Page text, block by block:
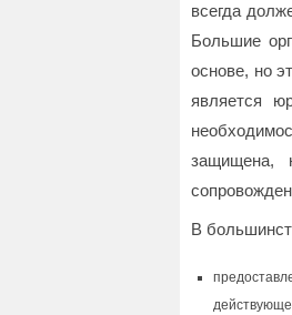
всегда
Большие
основе, но
является
защищена,
В